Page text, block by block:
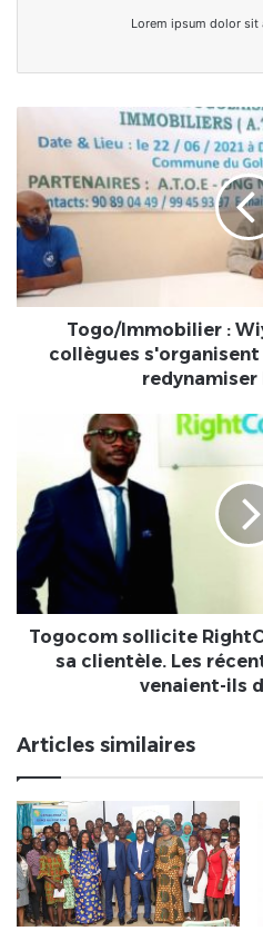
Lorem ipsum dolor sit
Tchindé
et
ses
collègues
s'organisent
en
associationTogo/Immobilier :
collègues
pour
gestion
clientèle.
Les
récents
ils
du
?
Togocom sollicite
sa clientèle. Les
venaient-ils
Articles similaires